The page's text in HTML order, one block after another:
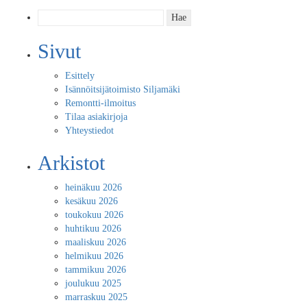
Sivut
Esittely
Isännöitsijätoimisto Siljamäki
Remontti-ilmoitus
Tilaa asiakirjoja
Yhteystiedot
Arkistot
heinäkuu 2026
kesäkuu 2026
toukokuu 2026
huhtikuu 2026
maaliskuu 2026
helmikuu 2026
tammikuu 2026
joulukuu 2025
marraskuu 2025